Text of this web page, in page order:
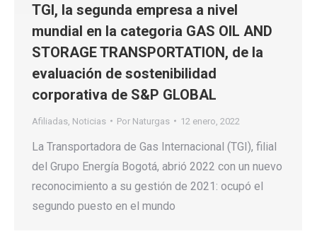
TGI, la segunda empresa a nivel
mundial en la categoria GAS OIL AND
STORAGE TRANSPORTATION, de la
evaluación de sostenibilidad
corporativa de S&P GLOBAL
Afiliadas Noticias Por Naturgas 12 enero, 2022
La Transportadora de Gas Internacional (TGI), filial
del Grupo Energía Bogotá, abrió 2022 con un nuevo
reconocimiento a su gestión de 2021: ocupó el
segundo puesto en el mundo